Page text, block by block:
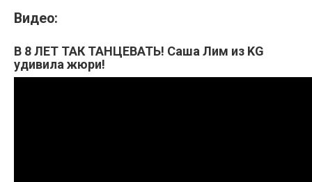
Видео:
В 8 ЛЕТ ТАК ТАНЦЕВАТЬ! Саша Лим из KG
удивила жюри!